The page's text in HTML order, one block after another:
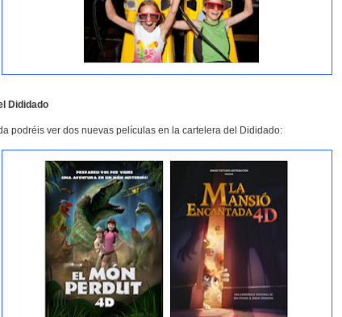
Dididado
podréis ver dos nuevas películas en la cartelera del Dididado: